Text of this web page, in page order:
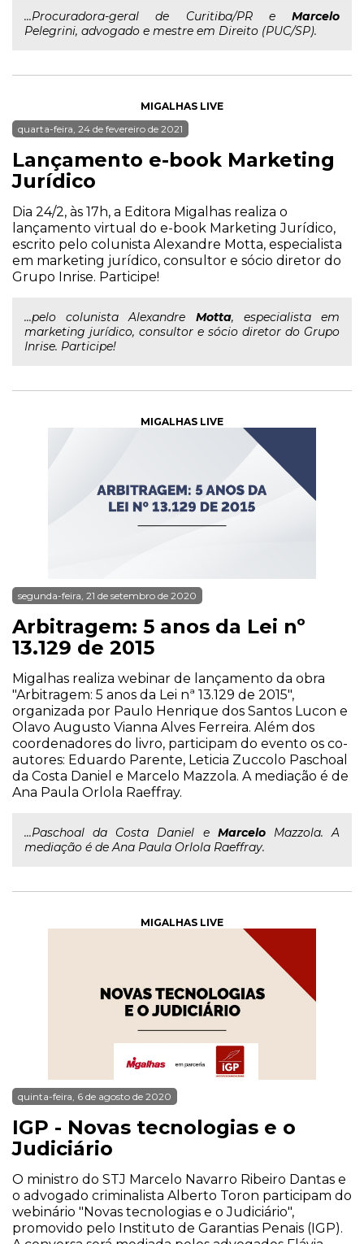
...Procuradora-geral de Curitiba/PR e Marcelo
Pelegrini, advogado e mestre em Direito (PUC/SP).
MIGALHAS LIVE
quarta-feira, 24 de fevereiro de 2021
Lançamento e-book Marketing
Jurídico
Dia 24/2, às 17h, a Editora Migalhas realiza o
lançamento virtual do e-book Marketing Jurídico,
escrito pelo colunista Alexandre Motta, especialista
em marketing jurídico, consultor e sócio diretor do
Grupo Inrise. Participe!
...pelo colunista Alexandre Motta, especialista em
marketing jurídico, consultor e sócio diretor do Grupo
Inrise. Participe!
MIGALHAS LIVE
segunda-feira, 21 de setembro de 2020
Arbitragem: 5 anos da Lei nº
13.129 de 2015
Migalhas realiza webinar de lançamento da obra
"Arbitragem: 5 anos da Lei nª 13.129 de 2015",
organizada por Paulo Henrique dos Santos Lucon e
Olavo Augusto Vianna Alves Ferreira. Além dos
coordenadores do livro, participam do evento os co-
autores: Eduardo Parente, Leticia Zuccolo Paschoal
da Costa Daniel e Marcelo Mazzola. A mediação é de
Ana Paula Orlola Raeffray.
...Paschoal da Costa Daniel e MarceloMazzola. A
mediação é de Ana Paula Orlola Raeffray.
MIGALHAS LIVE
quinta-feira, 6 de agosto de 2020
IGP - Novas tecnologias e o
Judiciário
O ministro do STJ Marcelo Navarro Ribeiro Dantas e
o advogado criminalista Alberto Toron participam do
webinário "Novas tecnologias e o Judiciário",
promovido pelo Instituto de Garantias Penais (IGP).